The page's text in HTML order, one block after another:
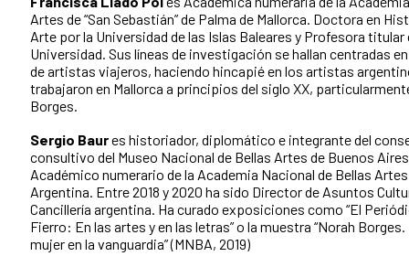
Artes de “San Sebastián” de Palma de Mallorca. Doctora en
Arte por la Universidad de las Islas Baleares y Profesora titular
Universidad. Sus líneas de investigación se hallan centradas
de artistas viajeros, haciendo hincapié en los artistas
trabajaron en Mallorca a principios del siglo XX,
Borges.
Sergio Baures historiador, diplomático e integrante del
consultivo del Museo Nacional de Bellas Artes de Buenos
Académico numerario de la Academia Nacional de Bellas
Argentina. Entre 2018 y 2020 ha sido Director de Asuntos
Cancillería argentina. Ha curado exposiciones como “El
Fierro: En las artes y en las letras” o la muestra “Norah Borges.
mujer en la vanguardia” (MNBA, 2019)